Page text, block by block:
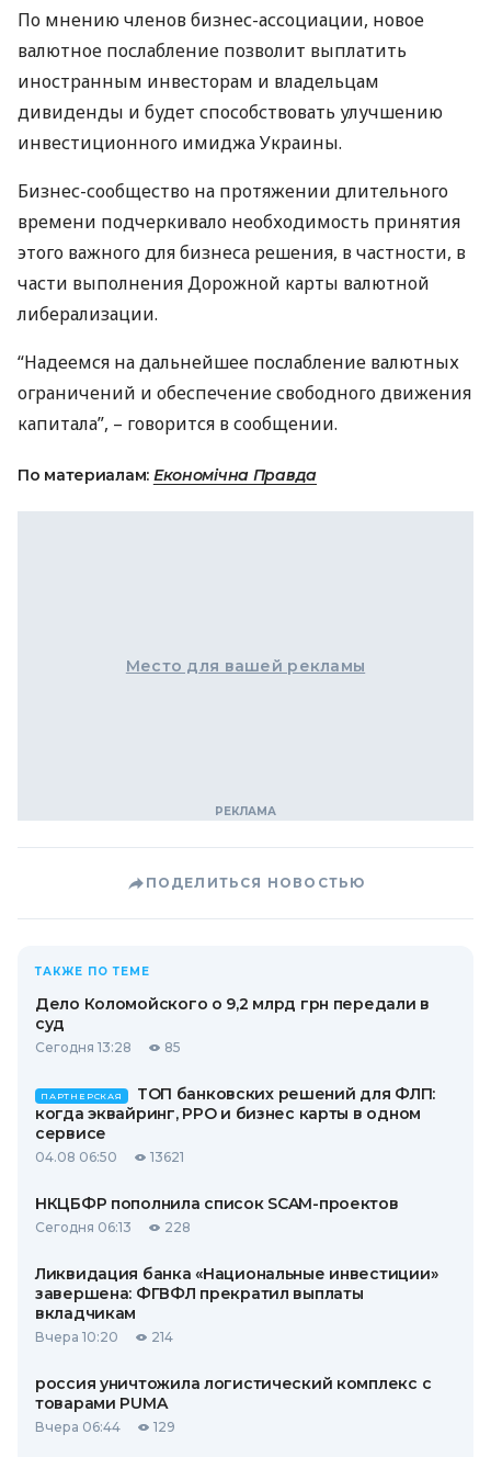
По мнению членов бизнес-ассоциации, новое
валютное послабление позволит выплатить
иностранным инвесторам и владельцам
дивиденды и будет способствовать улучшению
инвестиционного имиджа Украины.
Бизнес-сообщество на протяжении длительного
времени подчеркивало необходимость принятия
этого важного для бизнеса решения, в частности, в
части выполнения Дорожной карты валютной
либерализации.
“Надеемся на дальнейшее послабление валютных
ограничений и обеспечение свободного движения
капитала”, – говорится в сообщении.
По материалам: Економічна Правда
Место для вашей рекламы
ПОДЕЛИТЬСЯ НОВОСТЬЮ
ТАКЖЕ ПО ТЕМЕ
Дело Коломойского о 9,2 млрд грн передали в
суд
Сегодня 13:28 85
ПАРТНЕРСКАЯ
ТОП банковских решений для ФЛП:
когда эквайринг, РРО и бизнес карты в одном
сервисе
04.08 06:50 13621
НКЦБФР пополнила список SCAM-проектов
Сегодня 06:13 228
Ликвидация банка «Национальные инвестиции»
завершена: ФГВФЛ прекратил выплаты
вкладчикам
Вчера 10:20 214
россия уничтожила логистический комплекс с
товарами PUMA
Вчера 06:44 129